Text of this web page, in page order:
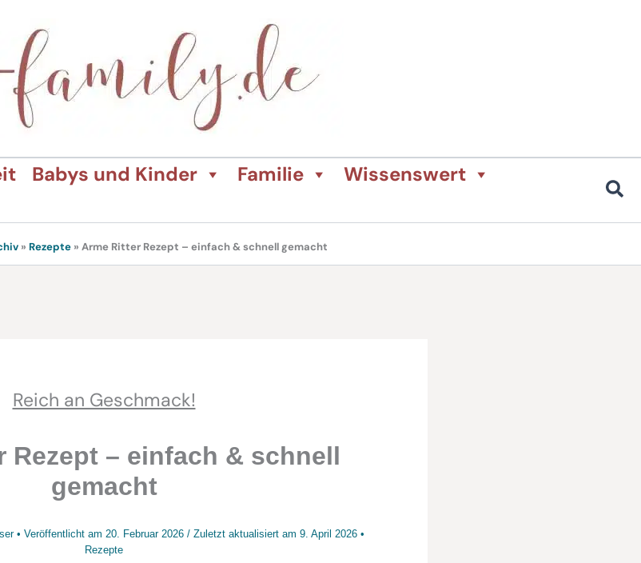
Babys und Kinder Familie
Wissenswert
» Rezepte » Arme Ritter Rezept – einfach & schnell gemacht
Reich an Geschmack!
Rezept – einfach & schnell
gemacht
• Veröffentlicht am 20. Februar 2026 / Zuletzt aktualisiert am 9. April 2026 •
Rezepte